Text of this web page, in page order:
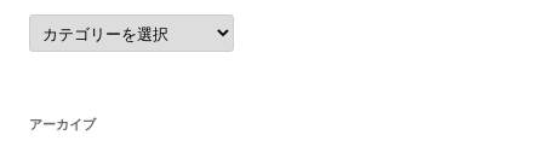
カ
テ
ゴ
アーカイブ